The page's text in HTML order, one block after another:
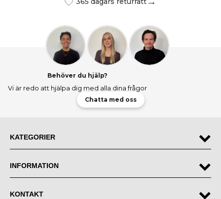
Behöver du hjälp?
Vi är redo att hjälpa dig med alla dina frågor
Chatta med oss
KATEGORIER
INFORMATION
KONTAKT